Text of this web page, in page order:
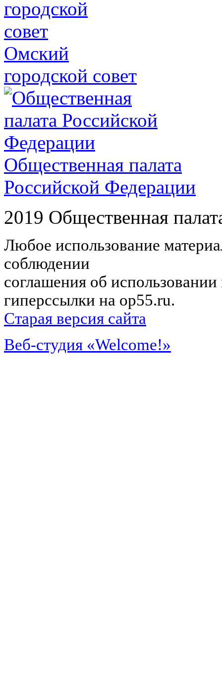
Омский
городской совет
Общественная палата
Российской Федерации
2019 Общественная
Любое использование
соблюдении
соглашения об
гиперссылки на op55.ru.
Старая версия сайта
Веб-студия «Welcome!»